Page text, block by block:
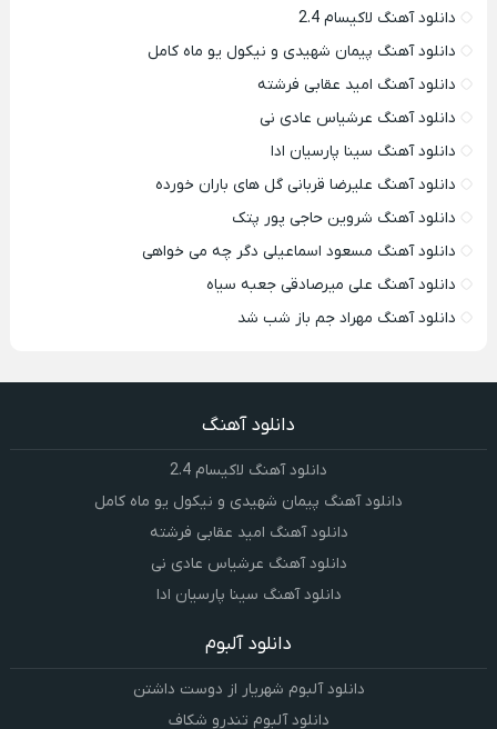
دانلود آهنگ لاکیسام 2.4
دانلود آهنگ پیمان شهیدی و نیکول یو ماه کامل
دانلود آهنگ امید عقابی فرشته
دانلود آهنگ عرشیاس عادی نی
دانلود آهنگ سینا پارسیان ادا
دانلود آهنگ علیرضا قربانی گل های باران خورده
دانلود آهنگ شروین حاجی پور پتک
دانلود آهنگ مسعود اسماعیلی دگر چه می خواهی
دانلود آهنگ علی میرصادقی جعبه سیاه
دانلود آهنگ مهراد جم باز شب شد
دانلود آهنگ
دانلود آهنگ لاکیسام 2.4
دانلود آهنگ پیمان شهیدی و نیکول یو ماه کامل
دانلود آهنگ امید عقابی فرشته
دانلود آهنگ عرشیاس عادی نی
دانلود آهنگ سینا پارسیان ادا
دانلود آلبوم
دانلود آلبوم شهریار از دوست داشتن
دانلود آلبوم تندرو شکاف